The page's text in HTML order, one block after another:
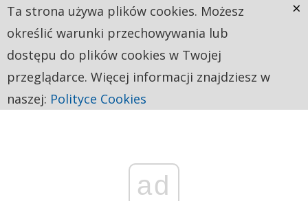
ad
Ta strona używa plików cookies. Możesz
określić warunki przechowywania lub
dostępu do plików cookies w Twojej
przeglądarce. Więcej informacji znajdziesz w
naszej: Polityce Cookies
×